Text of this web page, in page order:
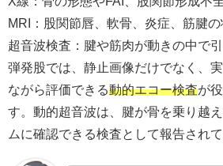
MRI：股関節唇、軟骨、炎症、筋腱
超音波検査：腱や筋肉が動きの中で
弾発股では、静止画像だけでなく、
ながら評価できる動的エコー検査が
す。動的超音波は、腱が骨を乗り越
ムに確認できる検査として報告されて